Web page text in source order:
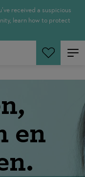
received a suspicious
learn how to protect
en